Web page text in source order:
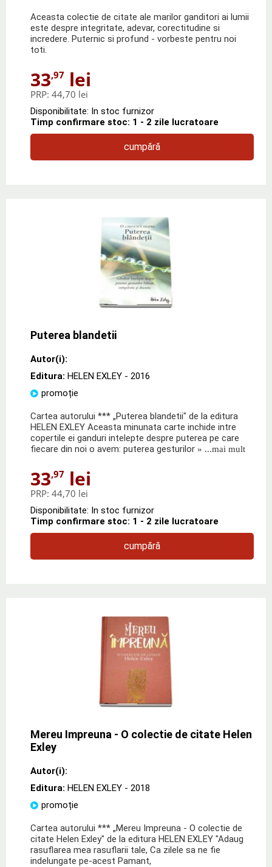
Aceasta colectie de citate ale marilor ganditori ai lumii
este despre integritate, adevar, corectitudine si
incredere. Puternic si profund - vorbeste pentru noi
toti.
33,97 lei
PRP: 44,70 lei
Disponibilitate: In stoc furnizor
Timp confirmare stoc: 1 - 2 zile lucratoare
cumpără
Puterea blandetii
Autor(i):
Editura: HELEN EXLEY - 2016
promoție
Cartea autorului *** „Puterea blandetii" de la editura
HELEN EXLEY Aceasta minunata carte inchide intre
copertile ei ganduri intelepte despre puterea pe care
fiecare din noi o avem: puterea gesturilor » ...mai mult
33,97 lei
PRP: 44,70 lei
Disponibilitate: In stoc furnizor
Timp confirmare stoc: 1 - 2 zile lucratoare
cumpără
Mereu Impreuna - O colectie de citate Helen
Exley
Autor(i):
Editura: HELEN EXLEY - 2018
promoție
Cartea autorului *** „Mereu Impreuna - O colectie de
citate Helen Exley" de la editura HELEN EXLEY "Adaug
rasuflarea mea rasuflarii tale, Ca zilele sa ne fie
indelungate pe-acest Pamant,